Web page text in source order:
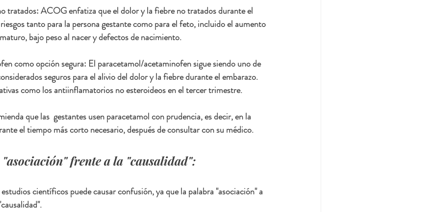
tratados: ACOG enfatiza que el dolor y la fiebre no tratados durante el
tanto para la persona gestante como para el feto, incluido el aumento
bajo peso al nacer y defectos de nacimiento.
como opción segura: El paracetamol/acetaminofen sigue siendo uno de
seguros para el alivio del dolor y la fiebre durante el embarazo.
como los antiinflamatorios no esteroideos en el tercer trimestre.
que las  gestantes usen paracetamol con prudencia, es decir, en la
el tiempo más corto necesario, después de consultar con su médico.
frente a la "causalidad":
científicos puede causar confusión, ya que la palabra "asociación" a